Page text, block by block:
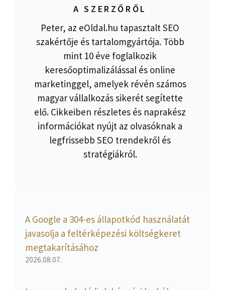
A SZERZŐRŐL
Peter, az eOldal.hu tapasztalt SEO
szakértője és tartalomgyártója. Több
mint 10 éve foglalkozik
keresőoptimalizálással és online
marketinggel, amelyek révén számos
magyar vállalkozás sikerét segítette
elő. Cikkeiben részletes és naprakész
információkat nyújt az olvasóknak a
legfrissebb SEO trendekről és
stratégiákról.
A Google a 304-es állapotkód használatát
javasolja a feltérképezési költségkeret
megtakarításához
2026.08.07.